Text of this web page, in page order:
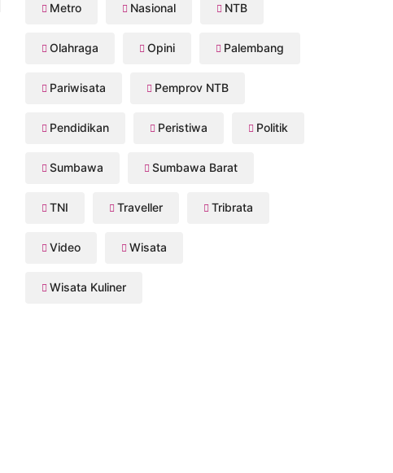
Metro Nasional NTB
Olahraga Opini Palembang
Pariwisata Pemprov NTB
Pendidikan Peristiwa Politik
Sumbawa Sumbawa Barat
TNI Traveller Tribrata
Video Wisata
Wisata Kuliner